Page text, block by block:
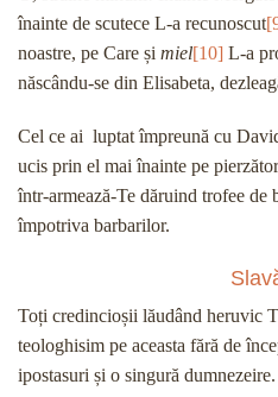
înainte de scutece L-a recunoscut
noastre, pe Care și miel[10] L-a
născându-se din Elisabeta,
Cel ce ai luptat împreună cu
ucis prin el mai înainte pe
într-armează-Te dăruind trofee de
împotriva barbarilor.
Toți credincioșii lăudând heruvic
teologhisim pe aceasta fără de
ipostasuri și o singură dumnezeire.